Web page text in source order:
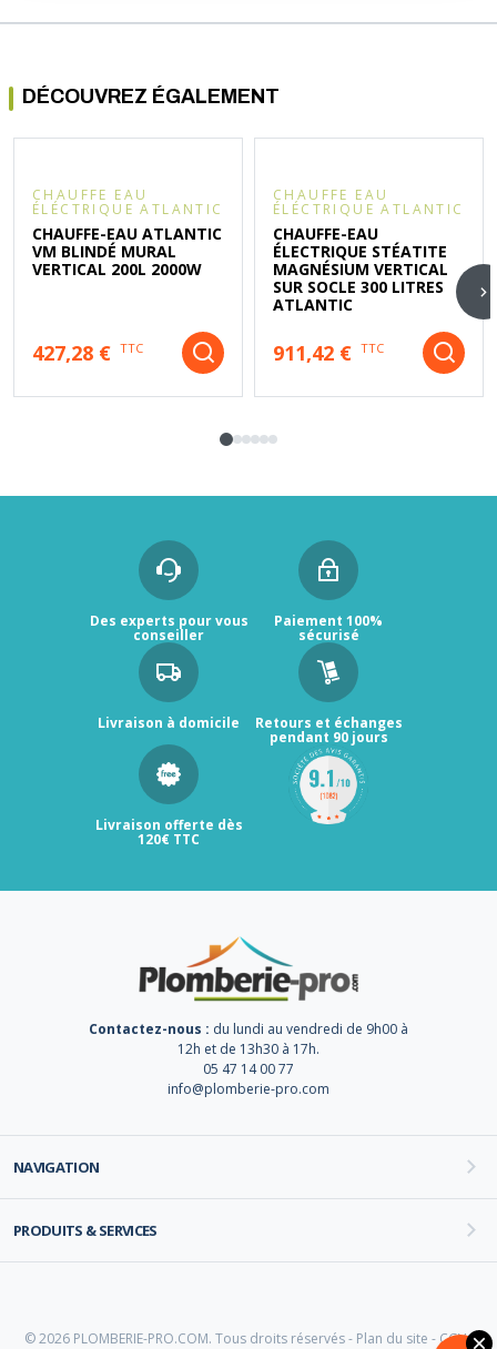
DÉCOUVREZ ÉGALEMENT
CHAUFFE EAU
ÉLÉCTRIQUE ATLANTIC
CHAUFFE-EAU ATLANTIC
VM BLINDÉ MURAL
VERTICAL 200L 2000W
427,28 € TTC
CHAUFFE EAU
ÉLÉCTRIQUE ATLANTIC
CHAUFFE-EAU
ÉLECTRIQUE STÉATITE
MAGNÉSIUM VERTICAL
SUR SOCLE 300 LITRES
ATLANTIC
911,42 € TTC
Des experts pour vous
conseiller
Paiement 100%
sécurisé
Livraison à domicile Retours et échanges
pendant 90 jours
Livraison offerte dès
120€ TTC
Contactez-nous : du lundi au vendredi de 9h00 à
12h et de 13h30 à 17h.
05 47 14 00 77
info@plomberie-pro.com
NAVIGATION
PRODUITS & SERVICES
© 2026 PLOMBERIE-PRO.COM. Tous droits réservés - Plan du site -CGV-